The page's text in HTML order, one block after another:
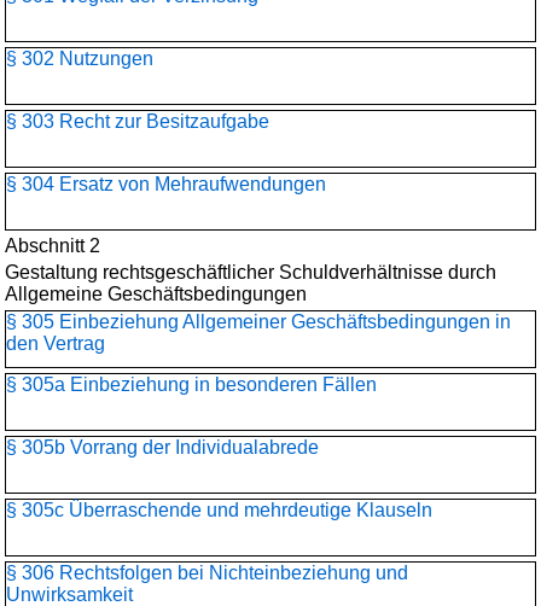
§ 302 Nutzungen
§ 303 Recht zur Besitzaufgabe
§ 304 Ersatz von Mehraufwendungen
Abschnitt 2
Gestaltung rechtsgeschäftlicher Schuldverhältnisse durch
Allgemeine Geschäftsbedingungen
§ 305 Einbeziehung Allgemeiner Geschäftsbedingungen in
den Vertrag
§ 305a Einbeziehung in besonderen Fällen
§ 305b Vorrang der Individualabrede
§ 305c Überraschende und mehrdeutige Klauseln
§ 306 Rechtsfolgen bei Nichteinbeziehung und
Unwirksamkeit